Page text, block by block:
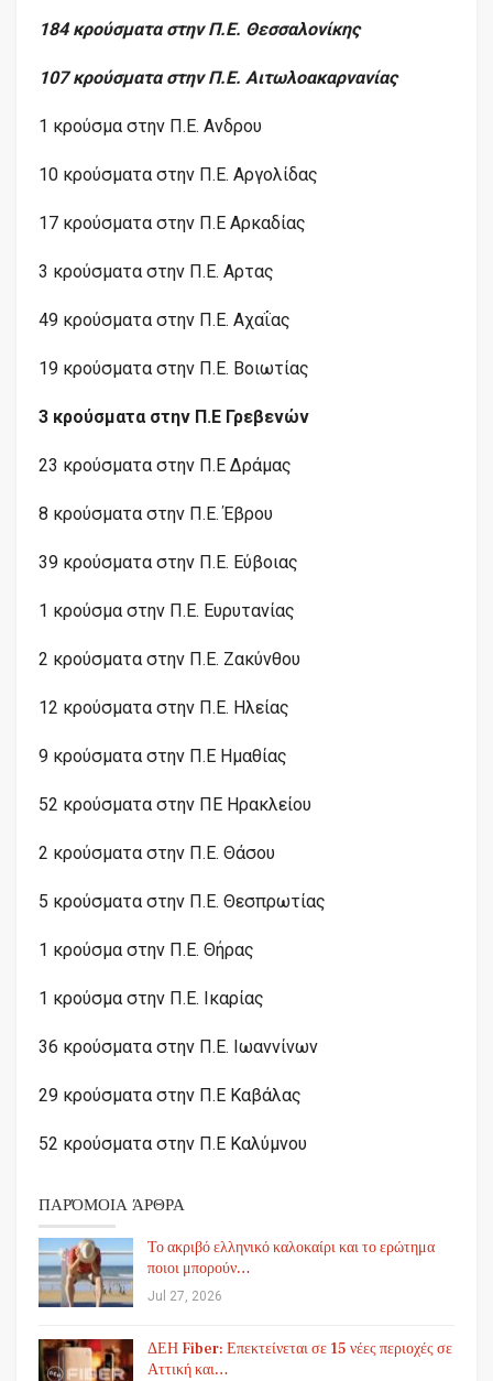
184 κρούσματα στην Π.Ε. Θεσσαλονίκης
107 κρούσματα στην Π.Ε. Αιτωλοακαρνανίας
1 κρούσμα στην Π.Ε. Ανδρου
10 κρούσματα στην Π.Ε. Αργολίδας
17 κρούσματα στην Π.Ε Αρκαδίας
3 κρούσματα στην Π.Ε. Αρτας
49 κρούσματα στην Π.Ε. Αχαΐας
19 κρούσματα στην Π.Ε. Βοιωτίας
3 κρούσματα στην Π.Ε Γρεβενών
23 κρούσματα στην Π.Ε Δράμας
8 κρούσματα στην Π.Ε. Έβρου
39 κρούσματα στην Π.Ε. Εύβοιας
1 κρούσμα στην Π.Ε. Ευρυτανίας
2 κρούσματα στην Π.Ε. Ζακύνθου
12 κρούσματα στην Π.Ε. Ηλείας
9 κρούσματα στην Π.Ε Ημαθίας
52 κρούσματα στην ΠΕ Ηρακλείου
2 κρούσματα στην Π.Ε. Θάσου
5 κρούσματα στην Π.Ε. Θεσπρωτίας
1 κρούσμα στην Π.Ε. Θήρας
1 κρούσμα στην Π.Ε. Ικαρίας
36 κρούσματα στην Π.Ε. Ιωαννίνων
29 κρούσματα στην Π.Ε Καβάλας
52 κρούσματα στην Π.Ε Καλύμνου
ΠΑΡΌΜΟΙΑ ΆΡΘΡΑ
Το ακριβό ελληνικό καλοκαίρι και το ερώτημα
ποιοι μπορούν…
Jul 27, 2026
ΔΕΗ Fiber: Επεκτείνεται σε 15 νέες περιοχές σε
Αττική και…